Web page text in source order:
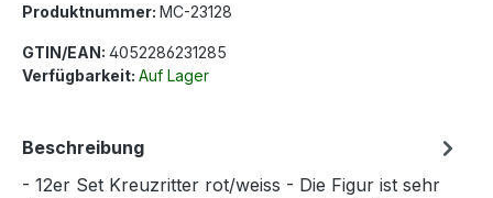
Produktnummer: MC-23128
GTIN/EAN: 4052286231285
Verfügbarkeit: Auf Lager
Beschreibung
- 12er Set Kreuzritter rot/weiss - Die Figur ist sehr